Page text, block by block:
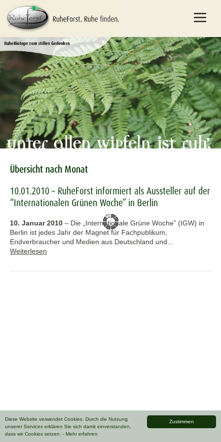
Zustimmen
Diese Website verwendet Cookies. Durch die Nutzung
unserer Services erklären Sie sich damit einverstanden,
dass wir Cookies setzen. - Mehr erfahren
Übersicht nach Monat
10.01.2010 – RuheForst informiert als Aussteller auf der
“Internationalen Grünen Woche” in Berlin
10. Januar 2010 – Die „Internationale Grüne Woche” (IGW) in
Berlin ist jedes Jahr der Magnet für Fachpublikum,
Endverbraucher und Medien aus Deutschland und…
Weiterlesen